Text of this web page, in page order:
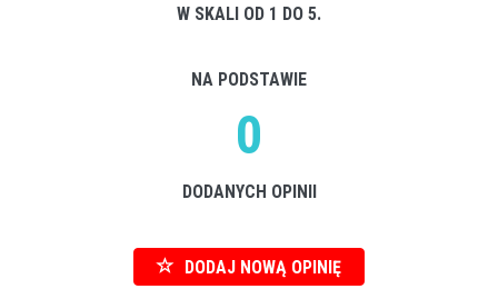
W SKALI OD 1 DO 5.
NA PODSTAWIE
0
DODANYCH OPINII
DODAJ NOWĄ OPINIĘ